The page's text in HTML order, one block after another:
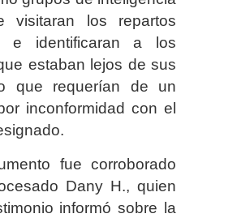
visitaran los repartos
e identificaran a los
estaban lejos de sus
que requerían de un
inconformidad con el
fue corroborado
Dany H., quien
informó sobre la